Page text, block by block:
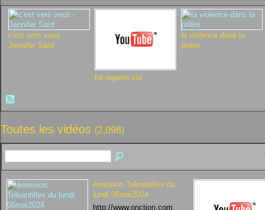
c'est vers vous -
Jennifer Saïd
fot repenti zot
la violence dans la
prière
Toutes les vidéos (2,098)
émission Teleantilles du
lundi 06mai2024
http://www.onction.com